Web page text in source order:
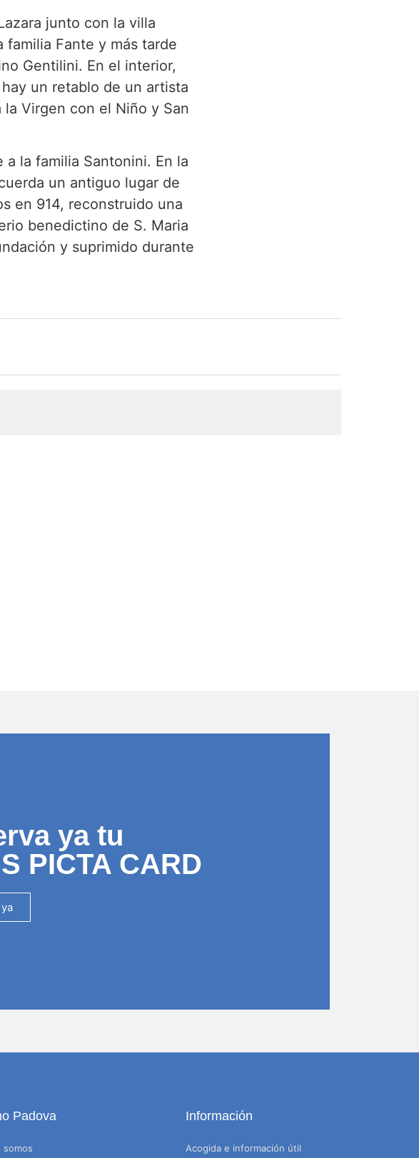
junto con la villa
familia Fante y más tarde
Gentilini. En el interior,
un retablo de un artista
Virgen con el Niño y San
la familia Santonini. En la
un antiguo lugar de
en 914, reconstruido una
benedictino de S. Maria
y suprimido durante
ya tu
PICTA CARD
Padova
somos
Información
Acogida e información útil